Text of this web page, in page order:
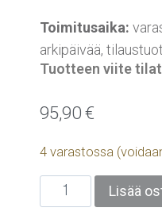
Toimitusaika:
arkipäivää,
Tuotteen viite
95,90€
4 varastossa
Lisää